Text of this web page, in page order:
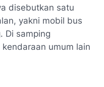
disebutkan satu
yakni mobil bus
Di samping
umum lain